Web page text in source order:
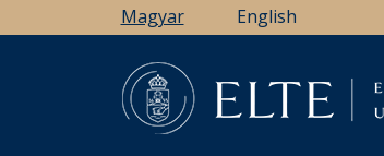
a
Magyar English